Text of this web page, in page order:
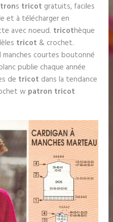
s tricot gratuits, faciles
et à télécharger en
avec noeud. tricothèque
tricot & crochet.
manches courtes boutonné
publie chaque année
de tricot dans la tendance
w patron tricot